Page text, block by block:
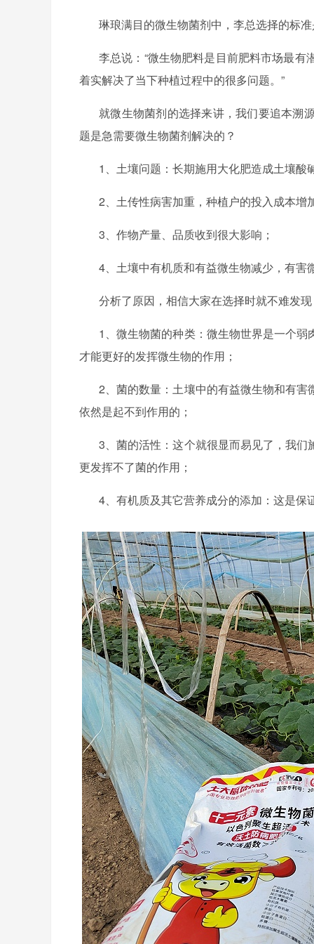
琳琅满目的微生物菌剂中，李总选择的标
李总说： “微生物肥料是目前肥料市场最
着实解决了当下种植过程中的很多问题。 ”
就微生物菌剂的选择来讲，我们要追本溯
题是急需要微生物菌剂解决的？
1、土壤问题：长期施用大化肥造成土壤
2、土传性病害加重，种植户的投入成本增
3、作物产量、品质收到很大影响；
4、土壤中有机质和有益微生物减少，有害
分析了原因，相信大家在选择时就不难发
1、微生物菌的种类：微生物世界是一个
才能更好的发挥微生物的作用；
2、菌的数量：土壤中的有益微生物和有
依然是起不到作用的；
3、菌的活性：这个就很显而易见了，我
更发挥不了菌的作用；
4、有机质及其它营养成分的添加：这是保